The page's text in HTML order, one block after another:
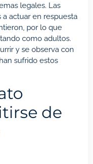
legales. Las
actuar en respuesta
por lo que
como adultos.
y se observa con
sufrido estos
de